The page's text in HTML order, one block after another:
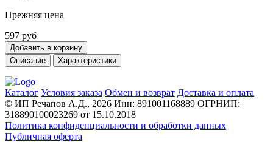
Прежняя цена
597 руб
Добавить в корзину
Описание
Характеристики
Каталог Условия заказа Обмен и возврат Доставка и оплата
© ИП Речапов А.Д., 2026 Инн: 891001168889 ОГРНИП:
318890100023269 от 15.10.2018
Политика конфиденциальности и обработки данных
Публичная оферта